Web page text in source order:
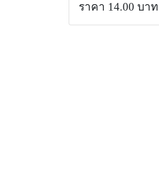
ราคา 14.00 บาท